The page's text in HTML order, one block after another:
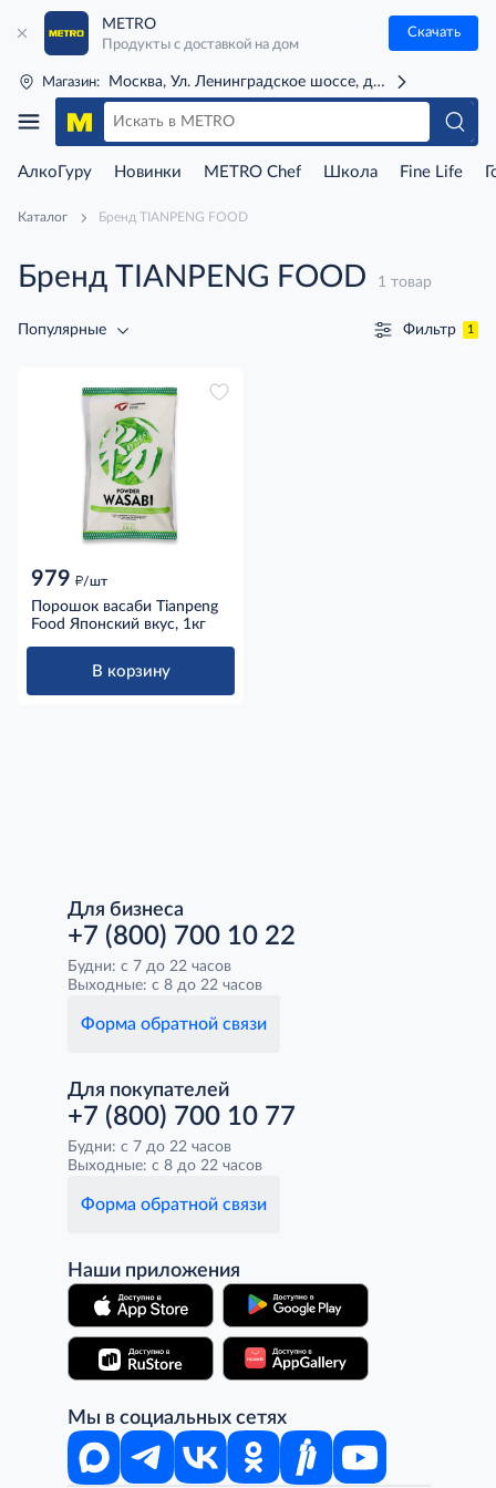
METRO
Продукты с доставкой на дом
Скачать
Магазин: Москва, Ул. Ленинградское шоссе, д. 71Г (м. Речной
АлкоГуру Новинки METRO Chef Школа Fine Life
Каталог Бренд TIANPENG FOOD
Бренд TIANPENG FOOD 1 товар
Популярные Фильтр 1
979 д/шт
Порошок васаби Tianpeng
Food Японский вкус, 1кг
В корзину
Для бизнеса
+7 (800) 700 10 22
Будни: с 7 до 22 часов
Выходные: с 8 до 22 часов
Форма обратной связи
Для покупателей
+7 (800) 700 10 77
Будни: с 7 до 22 часов
Выходные: с 8 до 22 часов
Форма обратной связи
Наши приложения
Мы в социальных сетях